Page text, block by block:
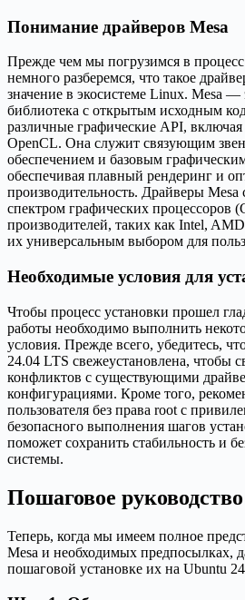
Понимание драйверов Mesa
Прежде чем мы погрузимся в процесс
немного разберемся, что такое
значение в экосистеме Linux. Mesa —
библиотека с открытым исходным
различные графические API,
OpenCL. Она служит связующим
обеспечением и базовым
обеспечивая плавный рендеринг и
производительность. Драйверы
спектром графических процессоров
производителей, таких как Intel,
их универсальным выбором для
Необходимые условия для
Чтобы процесс установки прошел
работы необходимо выполнить
условия. Прежде всего, убедитесь,
24.04 LTS свежеустановлена, чтобы
конфликтов с существующими
конфигурациями. Кроме того,
пользователя без права root с
безопасного выполнения шагов
поможет сохранить стабильность и
системы.
Пошаговое
Теперь, когда мы имеем полное
Mesa и необходимых предпосылках,
пошаговой установке их на Ubuntu